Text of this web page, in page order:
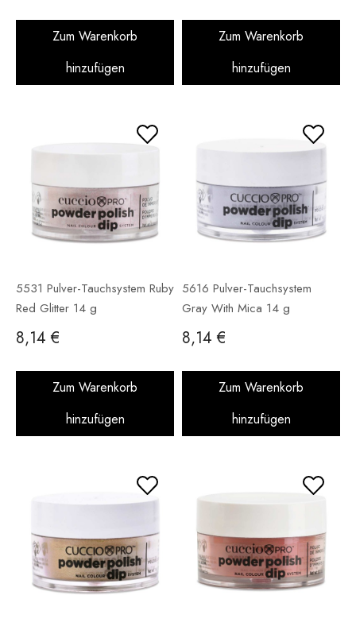
Zum Warenkorb
hinzufügen
Zum Warenkorb
hinzufügen
5531 Pulver-Tauchsystem Ruby
Red Glitter 14 g
8,14 €
Zum Warenkorb
hinzufügen
5616 Pulver-Tauchsystem
Gray With Mica 14 g
8,14 €
Zum Warenkorb
hinzufügen